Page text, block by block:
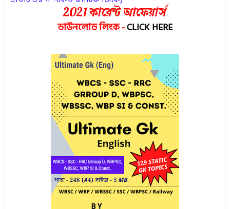
2021 কারেন্ট আফেয়ার্স
ডাউনলোড লিংক-CLICK HERE